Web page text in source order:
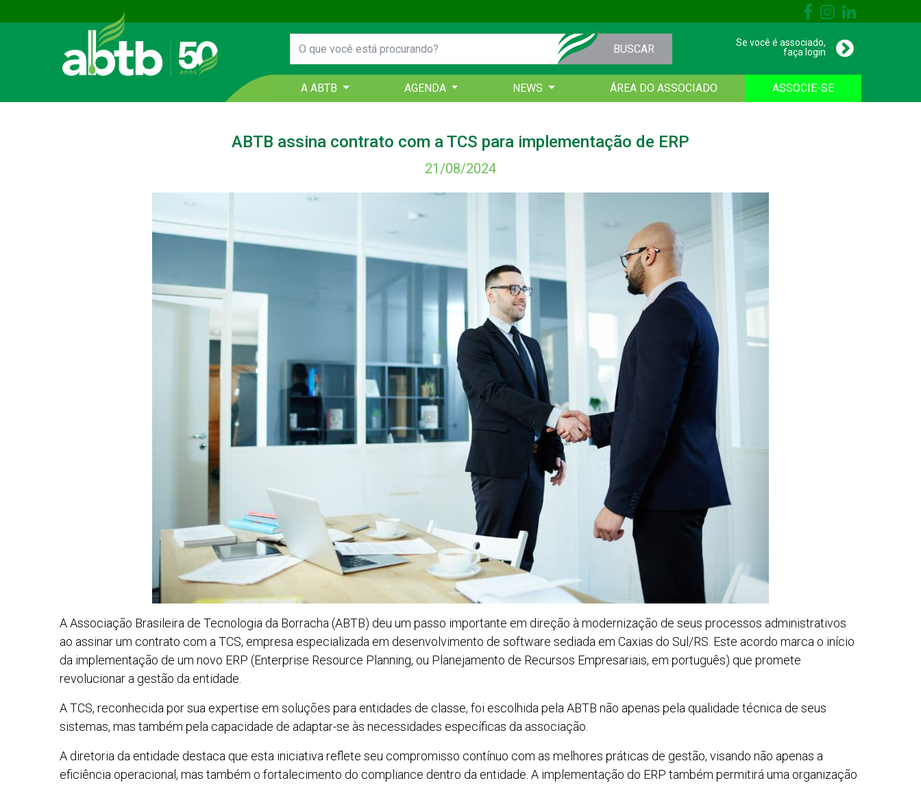
BUSCAR
Se você é associado,
faça login
A ABTB AGENDA NEWS ÁREA DO ASSOCIADO ASSOCIE-SE
ABTB assina contrato com a TCS para implementação de ERP
21/08/2024
A Associação Brasileira de Tecnologia da Borracha (ABTB) deu um passo importante em direção à modernização de seus processos administrativos
ao assinar um contrato com a TCS, empresa especializada em desenvolvimento de software sediada em Caxias do Sul/RS. Este acordo marca o início
da implementação de um novo ERP (Enterprise Resource Planning, ou Planejamento de Recursos Empresariais, em português) que promete
revolucionar a gestão da entidade.
A TCS, reconhecida por sua expertise em soluções para entidades de classe, foi escolhida pela ABTB não apenas pela qualidade técnica de seus
sistemas, mas também pela capacidade de adaptar-se às necessidades específicas da associação.
A diretoria da entidade destaca que esta iniciativa reflete seu compromisso contínuo com as melhores práticas de gestão, visando não apenas a
eficiência operacional, mas também o fortalecimento do compliance dentro da entidade. A implementação do ERP também permitirá uma organização